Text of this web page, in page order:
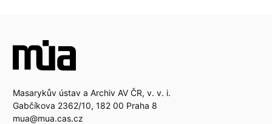
Masarykův ústav a Archiv AV ČR, v. v. i.
Gabčíkova 2362/10, 182 00 Praha 8
mua@mua.cas.cz